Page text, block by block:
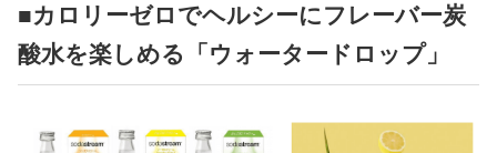
■カロリーゼロでヘルシーにフレーバー炭
酸水を楽しめる「ウォータードロップ」